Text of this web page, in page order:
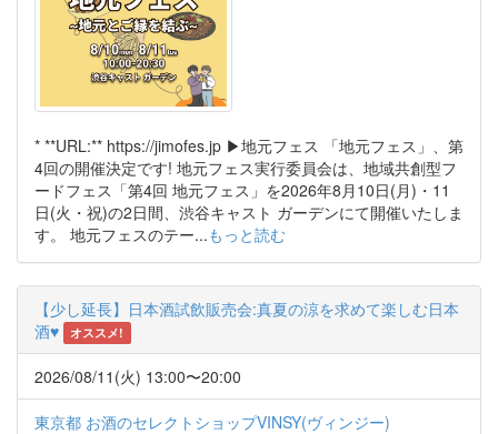
* **URL:** https://jimofes.jp ▶︎地元フェス 「地元フェス」、第
4回の開催決定です! 地元フェス実行委員会は、地域共創型フ
ードフェス「第4回 地元フェス」を2026年8月10日(月)・11
日(火・祝)の2日間、渋谷キャスト ガーデンにて開催いたしま
す。 地元フェスのテー...もっと読む
【少し延長】日本酒試飲販売会:真夏の涼を求めて楽しむ日本
酒♥
オススメ!
2026/08/11(火) 13:00〜20:00
東京都 お酒のセレクトショップVINSY(ヴィンジー)